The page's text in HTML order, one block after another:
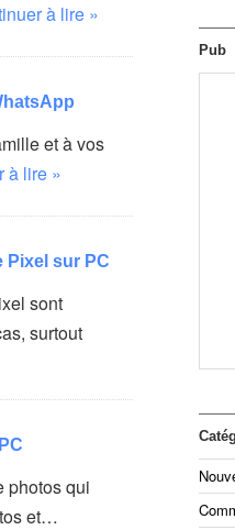
à lire »
et à vos
à lire »
Pixel sur PC
sont
surtout
photos qui
et…
Pub